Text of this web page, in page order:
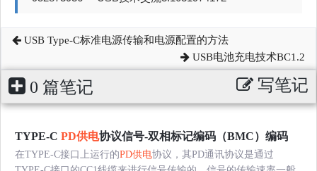
USB Type-C标准电源传输和电源配置的方法
USB电池充电技术BC1.2
0 篇笔记 写笔记
TYPE-C PD供电协议信号-双相标记编码（BMC）编码
在TYPE-C接口上运行的PD供电协议，其PD通讯协议是通过